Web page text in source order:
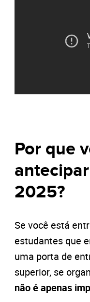
Por que
2025?
Se você está
estudantes que
uma porta de
superior, se
não é apenas